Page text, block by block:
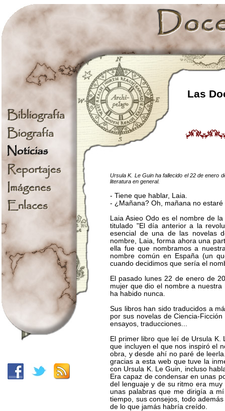
Las
Ursula K. Le Guin ha fallecido el 22 de enero
literatura en general.
- Tiene que hablar, Laia.
- ¿Mañana? Oh, mañana no estaré
Laia Asieo Odo es el nombre de
titulado "El día anterior a la
esencial de una de las novelas
nombre, Laia, forma ahora una
ella fue que nombramos a
nombre común en España (un
cuando decidimos que sería el
El pasado lunes 22 de enero de
mujer que dio el nombre a
ha habido nunca.
Sus libros han sido traducidos a
por sus novelas de Ciencia-
ensayos, traducciones...
El primer libro que leí de Ursula K.
que incluyen el que nos inspiró el
obra, y desde ahí no paré de
gracias a esta web que tuve la
con Ursula K. Le Guin, incluso
Era capaz de condensar en unas
del lenguaje y de su ritmo era
unas palabras que me dirigía a
tiempo, sus consejos, todo
de lo que jamás habría creído.